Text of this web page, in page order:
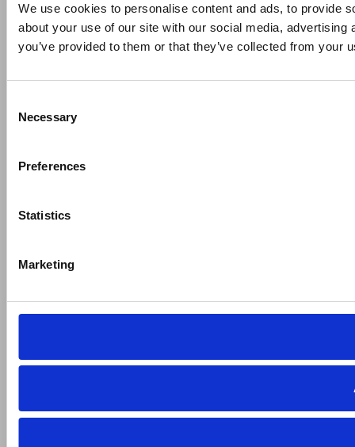
We use cookies to personalise content and ads, to provide
about your use of our site with our social media,
you’ve provided to them or that they’ve collected from your
Selection
Necessary
Preferences
Statistics
Marketing